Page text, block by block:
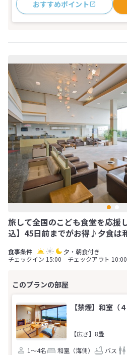
おすすめポイント
旅して全国のこども食堂を応
込】45日前までがお得♪夕食は
夕・朝食付き
チェックイン 15:00 チェックアウト 10:00
【禁煙】和室（
【広さ】8畳
1～4名
和室（海側） バス